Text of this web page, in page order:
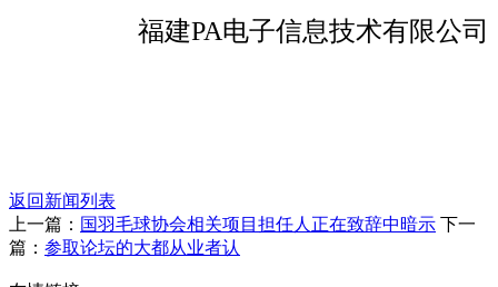
福建PA电子信息技术有限公司
返回新闻列表
上一篇： 国羽毛球协会相关项目担任人正在致辞中暗示 下一
篇： 参取论坛的大都从业者认